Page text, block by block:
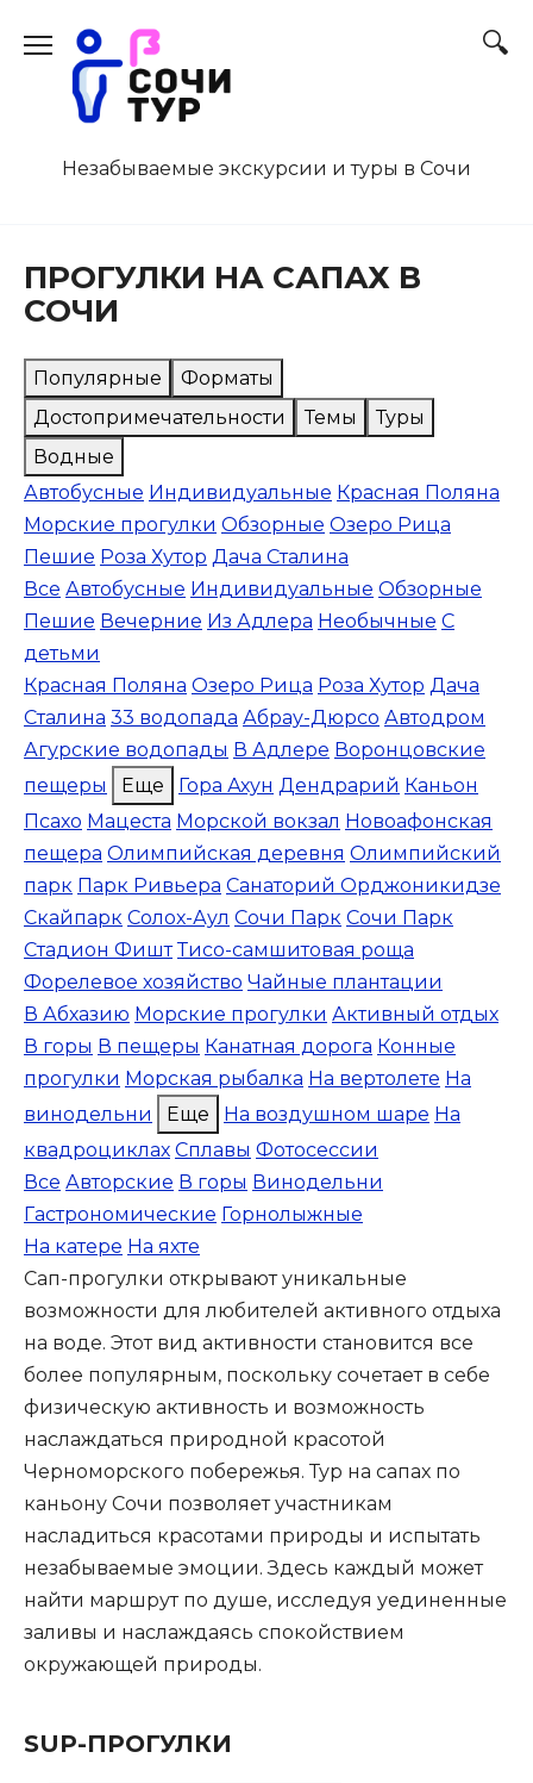
содержанию
Незабываемые экскурсии и туры в Сочи
ПРОГУЛКИ НА САПАХ В
СОЧИ
Популярные
Форматы
Достопримечательности
Темы
Туры
Водные
Автобусные Индивидуальные Красная Поляна
Морские прогулки Обзорные Озеро Рица
Пешие Роза Хутор Дача Сталина
Все Автобусные Индивидуальные Обзорные
Пешие Вечерние Из Адлера Необычные С
детьми
Красная Поляна Озеро Рица Роза Хутор Дача
Сталина 33 водопада Абрау-Дюрсо Автодром
Агурские водопады В Адлере Воронцовские
пещеры
Еще Гора Ахун Дендрарий Каньон
Псахо Мацеста Морской вокзал Новоафонская
пещера Олимпийская деревня Олимпийский
парк Парк Ривьера Санаторий Орджоникидзе
Скайпарк Солох-Аул Сочи Парк Сочи Парк
Стадион Фишт Тисо-самшитовая роща
Форелевое хозяйство Чайные плантации
В Абхазию Морские прогулки Активный отдых
В горы В пещеры Канатная дорога Конные
прогулки Морская рыбалка На вертолете На
винодельни
Еще На воздушном шаре На
квадроциклах Сплавы Фотосессии
Все Авторские В горы Винодельни
Гастрономические Горнолыжные
На катере На яхте
Сап-прогулки открывают уникальные
возможности для любителей активного отдыха
на воде. Этот вид активности становится все
более популярным, поскольку сочетает в себе
физическую активность и возможность
наслаждаться природной красотой
Черноморского побережья. Тур на сапах по
каньону Сочи позволяет участникам
насладиться красотами природы и испытать
незабываемые эмоции. Здесь каждый может
найти маршрут по душе, исследуя уединенные
заливы и наслаждаясь спокойствием
окружающей природы.
SUP-ПРОГУЛКИ